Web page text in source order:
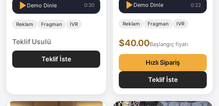
Demo Dinle 0:30
Reklam Fragman IVR
Teklif Usulü
Teklif İste
seslendirme sunabilirim.
Demo Dinle 0:22
Reklam Fragman IVR
$40.00Başlangıç fiyatı
Hızlı Sipariş
Teklif İste